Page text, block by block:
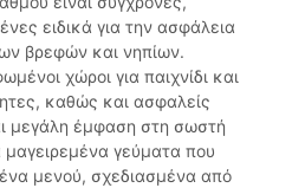
ειδικά για την ασφάλεια
βρεφών και νηπίων.
χώροι για παιχνίδι και
καθώς και ασφαλείς
μεγάλη έμφαση στη σωστή
γεύματα που
μενού, σχεδιασμένα από